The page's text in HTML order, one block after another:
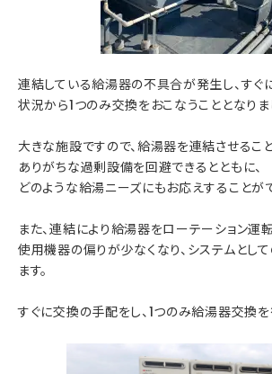
連結している給湯器の不具合が発生し、すぐ
状況から1つのみ交換をおこなうこととなりま
大きな施設ですので、給湯器を連結させるこ
ありがちな過剰設備を回避できるとともに、
どのような給湯ニーズにもお応えすることが
また、連結により給湯器をローテーション運
使用機器の偏りが少なくなり、システムとし
ます。
すぐに交換の手配をし、1つのみ給湯器交換を